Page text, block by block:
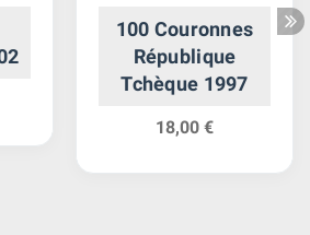
100 Couronnes
République
Tchèque 1997
18,00 €